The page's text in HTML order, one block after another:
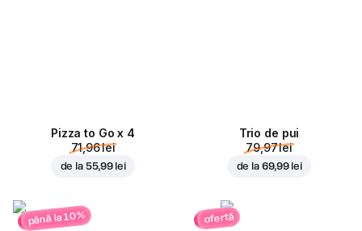
Pizza to Go x 4
71,96 lei
de la 55,99 lei
Trio de pui
79,97 lei
de la 69,99 lei
până la 10% ofertă